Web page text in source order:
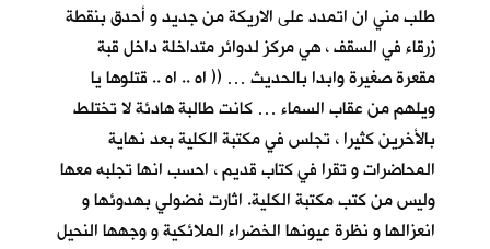
طلب مني ان اتمدد على الاريكة من جديد و أحدق بنقطة
زرقاء في السقف ، هي مركز لدوائر متداخلة داخل قبة
مقعرة صغيرة وابدا بالحديث … (( اه .. اه .. قتلوها يا
ويلهم من عقاب السماء … كانت طالبة هادئة لا تختلط
بالأخرين كثيرا ، تجلس في مكتبة الكلية بعد نهاية
المحاضرات و تقرا في كتاب قديم ، احسب انها تجلبه معها
وليس من كتب مكتبة الكلية. اثارت فضولي بهدوئها و
انعزالها و نظرة عيونها الخضراء الملائكية و وجهها النحيل